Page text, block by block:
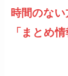
時間のな
「まとめ